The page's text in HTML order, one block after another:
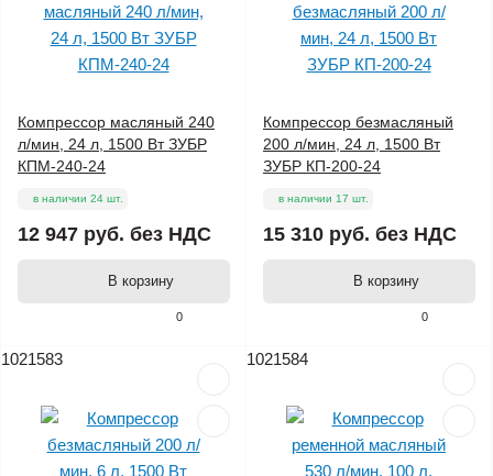
0
Компрессор масляный 240
л/мин, 24 л, 1500 Вт ЗУБР
КПМ-240-24
в наличии 24 шт.
12 947 руб. без НДС
В корзину
0
Компрессор безмасляный
200 л/мин, 24 л, 1500 Вт
ЗУБР КП-200-24
в наличии 17 шт.
15 310 руб. без НДС
В корзину
1021583 1021584